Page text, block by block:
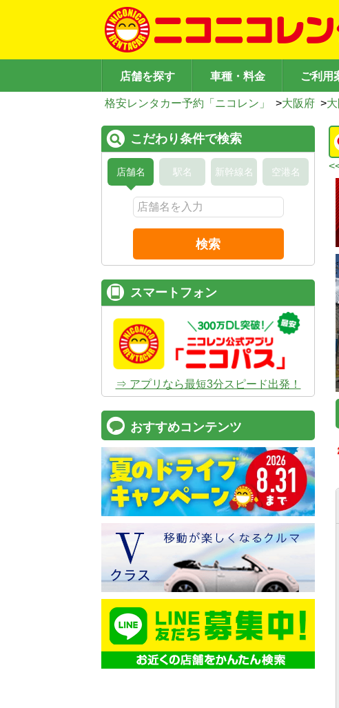
店舗を探す 車種・料金 ご利用
格安レンタカー予約「ニコレン」 >大阪府 >
こだわり条件で検索
店舗名 駅名 新幹線名 空港名
検索
スマートフォン
⇒ アプリなら最短3分スピード出発！
おすすめコンテンツ